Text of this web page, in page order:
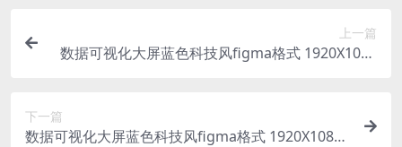
上一篇
数据可视化大屏蓝色科技风figma格式 1920X1080
下一篇
数据可视化大屏蓝色科技风figma格式 1920X1080